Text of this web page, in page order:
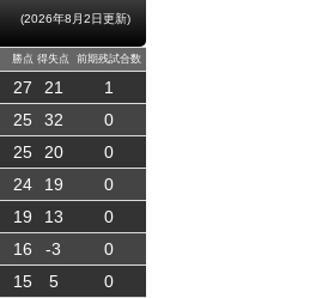
(2026年8月2日更新)
勝点 得失点 前期残試合数
27 21 1
25 32 0
25 20 0
24 19 0
19 13 0
16 -3 0
15 5 0